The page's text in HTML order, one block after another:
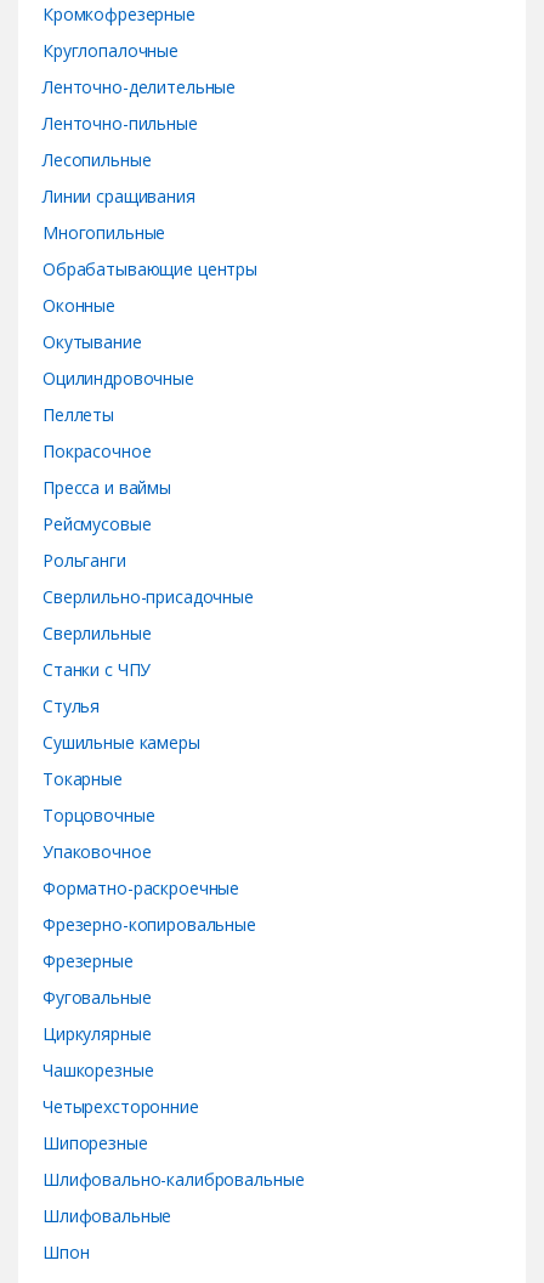
Кромкофрезерные
Круглопалочные
Ленточно-делительные
Ленточно-пильные
Лесопильные
Линии сращивания
Многопильные
Обрабатывающие центры
Оконные
Окутывание
Оцилиндровочные
Пеллеты
Покрасочное
Пресса и ваймы
Рейсмусовые
Рольганги
Сверлильно-присадочные
Сверлильные
Станки с ЧПУ
Стулья
Сушильные камеры
Токарные
Торцовочные
Упаковочное
Форматно-раскроечные
Фрезерно-копировальные
Фрезерные
Фуговальные
Циркулярные
Чашкорезные
Четырехсторонние
Шипорезные
Шлифовально-калибровальные
Шлифовальные
Шпон